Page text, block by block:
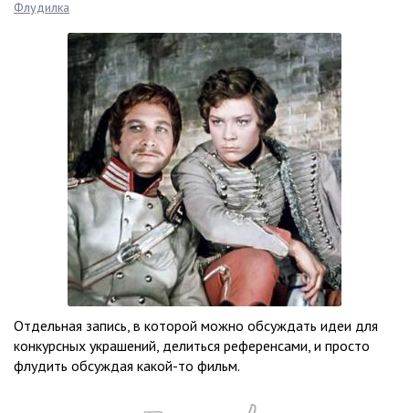
Флудилка
Отдельная запись, в которой можно обсуждать идеи для
конкурсных украшений, делиться референсами, и просто
флудить обсуждая какой-то фильм.